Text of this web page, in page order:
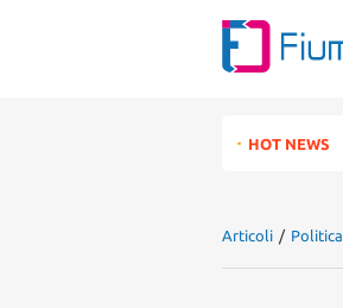
for:HOT NEWS
Articoli / Politica